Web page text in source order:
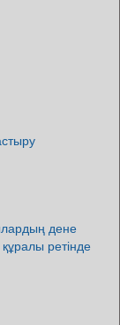
дене
ретінде